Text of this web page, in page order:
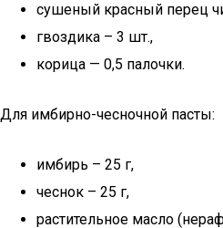
сушеный красный перец
гвоздика – 3 шт.,
корица — 0,5 палочки.
Для имбирно-чесночной пасты:
имбирь – 25 г,
чеснок – 25 г,
растительное масло